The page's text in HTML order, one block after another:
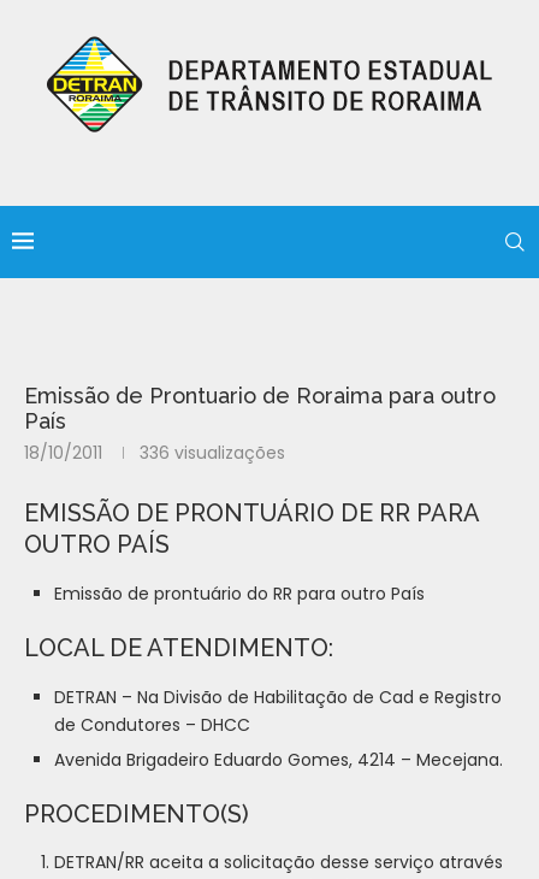
Emissão de Prontuario de Roraima para outro
País
18/10/2011 336 visualizações
EMISSÃO DE PRONTUÁRIO DE RR PARA
OUTRO PAÍS
Emissão de prontuário do RR para outro País
LOCAL DE ATENDIMENTO:
DETRAN – Na Divisão de Habilitação de Cad e Registro
de Condutores – DHCC
Avenida Brigadeiro Eduardo Gomes, 4214 – Mecejana.
PROCEDIMENTO(S)
DETRAN/RR aceita a solicitação desse serviço através